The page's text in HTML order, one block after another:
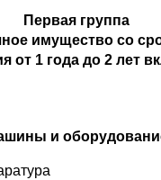
Первая группа
имущество со
от 1 года до 2 лет
и